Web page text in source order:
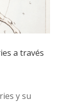
a través
y su